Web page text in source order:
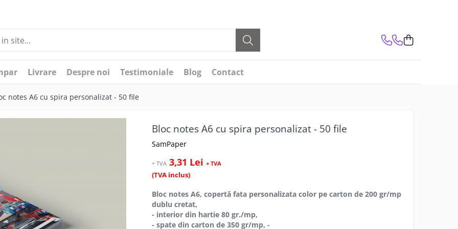
Livrare Despre noi Testimoniale Blog Contact
notes A6 cu spira personalizat - 50 file
Bloc notes A6 cu spira personalizat - 50 file
SamPaper
+ TVA 3,31 Lei+ TVA
(TVA inclus)
Bloc notes A6, copertă fata personalizata color pe carton de 200 gr/mp
dublu cretat,
- interior din hartie 80 gr./mp,
- spate din carton de 350 gr/mp, -